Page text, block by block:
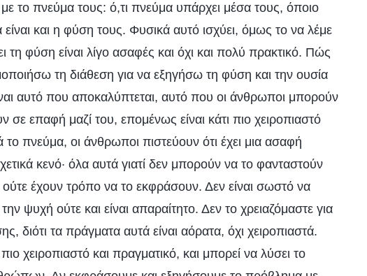
το πνεύμα τους: ό,τι πνεύμα υπάρχει μέσα τους, όποιο
είναι και η φύση τους. Φυσικά αυτό ισχύει, όμως το να λέμε
τη φύση είναι λίγο ασαφές και όχι και πολύ πρακτικό. Πώς
τη διάθεση για να εξηγήσω τη φύση και την ουσία
αυτό που αποκαλύπτεται, αυτό που οι άνθρωποι μπορούν
σε επαφή μαζί του, επομένως είναι κάτι πιο χειροπιαστό
το πνεύμα, οι άνθρωποι πιστεύουν ότι έχει μια ασαφή
κενό· όλα αυτά γιατί δεν μπορούν να το φανταστούν
έχουν τρόπο να το εκφράσουν. Δεν είναι σωστό να
ψυχή ούτε και είναι απαραίτητο. Δεν το χρειαζόμαστε για
διότι τα πράγματα αυτά είναι αόρατα, όχι χειροπιαστά.
χειροπιαστό και πραγματικό, και μπορεί να λύσει το